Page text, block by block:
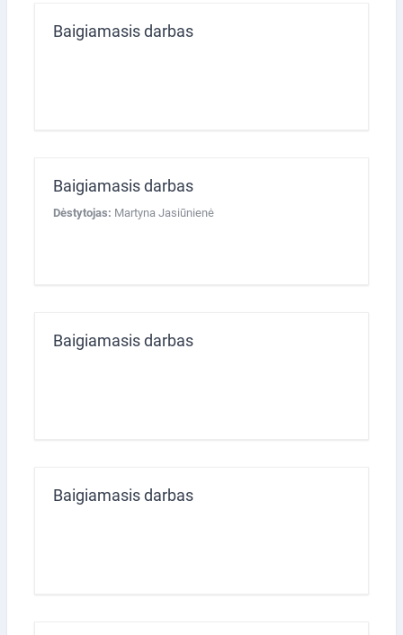
Baigiamasis darbas
Baigiamasis darbas
Dėstytojas: Martyna Jasiūnienė
Baigiamasis darbas
Baigiamasis darbas